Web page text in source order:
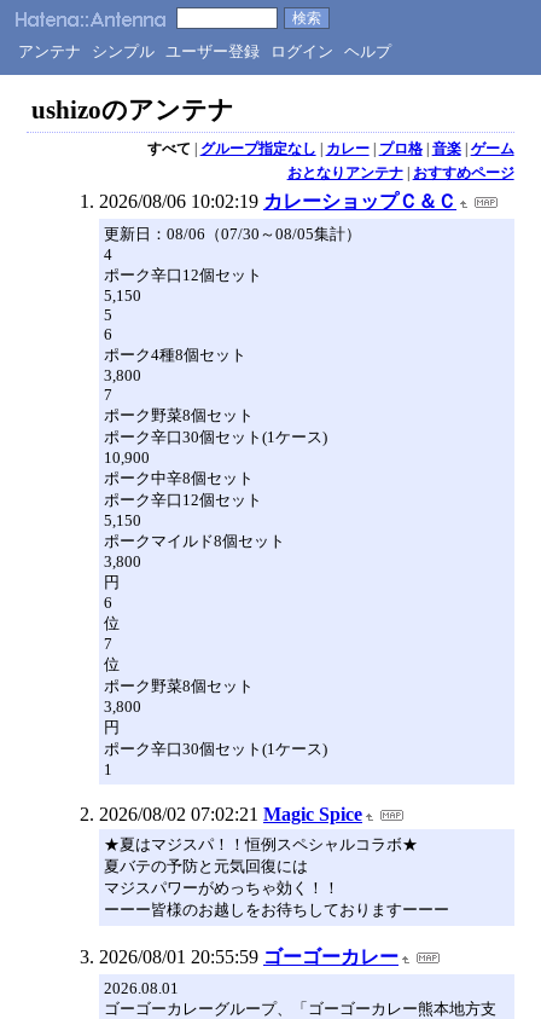
アンテナ シンプル ユーザー登録 ログイン ヘルプ
ushizoのアンテナ
すべて | グループ指定なし | カレー| プロ格| 音楽| ゲーム
おとなりアンテナ| おすすめページ
2026/08/06 10:02:19 カレーショップＣ＆Ｃ
更新日：08/06（07/30～08/05集計）
4
ポーク辛口12個セット
5,150
5
6
ポーク4種8個セット
3,800
7
ポーク野菜8個セット
ポーク辛口30個セット(1ケース)
10,900
ポーク中辛8個セット
ポーク辛口12個セット
5,150
ポークマイルド8個セット
3,800
円
6
位
7
位
ポーク野菜8個セット
3,800
円
ポーク辛口30個セット(1ケース)
1
2026/08/02 07:02:21 Magic Spice
★夏はマジスパ！！恒例スペシャルコラボ★
夏バテの予防と元気回復には
マジスパワーがめっちゃ効く！！
ーーー皆様のお越しをお待ちしておりますーーー
2026/08/01 20:55:59 ゴーゴーカレー
2026.08.01
ゴーゴーカレーグループ、「ゴーゴーカレー熊本地方支